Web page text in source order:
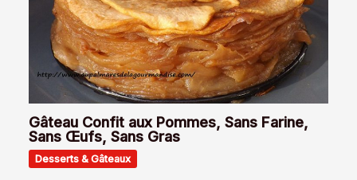
Gâteau Confit aux Pommes, Sans Farine,
Sans Œufs, Sans Gras
Desserts & Gâteaux